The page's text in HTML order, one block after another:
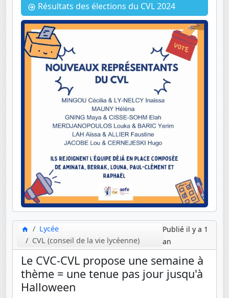
Résultats des élections du CVL 2024
Lycée
CVL (conseil de la vie lycéenne)
Publié il y a 1
an
Le CVC-CVL propose une semaine à
thème = une tenue pas jour jusqu'à
Halloween